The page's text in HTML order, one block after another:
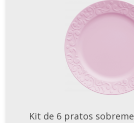
Kit de 6 pratos